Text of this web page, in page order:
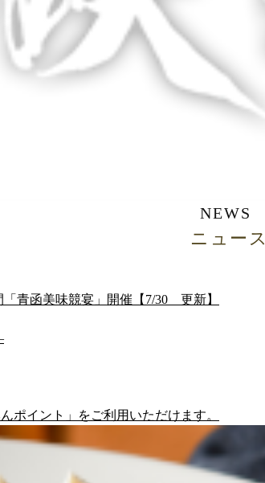
NEWS
ニュース
「青函美味競宴」開催【7/30 更新】
ポイント」をご利用いただけます。